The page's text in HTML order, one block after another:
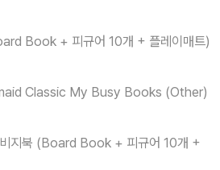
Book + 피규어 10개 + 플레이매트)
Classic My Busy Books (Other)
비지북 (Board Book + 피규어 10개 +